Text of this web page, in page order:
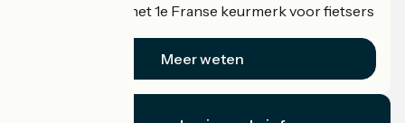
Accueil Vélo is het 1e Franse keurmerk voor fietsers
Meer weten